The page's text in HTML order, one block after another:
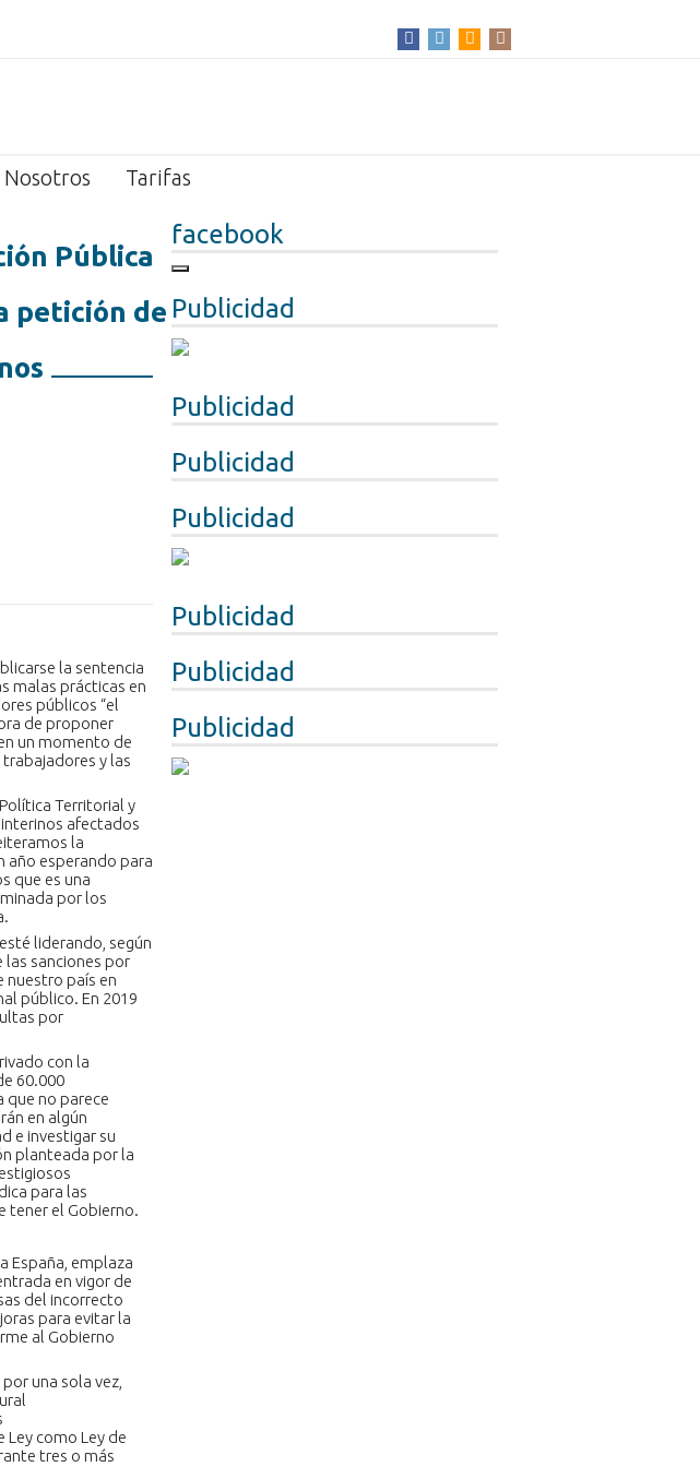
Nosotros Tarifas
facebook
Publicidad
Publicidad
Publicidad
Publicidad
Publicidad
Publicidad
Publicidad
Pública
petición de
la sentencia
malas prácticas en
públicos “el
de proponer
un momento de
trabajadores y las
Territorial y
afectados
la
año esperando para
que es una
por los
liderando, según
las sanciones por
nuestro país en
público. En 2019
por
con la
60.000
que no parece
en algún
e investigar su
planteada por la
para las
tener el Gobierno.
España, emplaza
en vigor de
del incorrecto
para evitar la
al Gobierno
una sola vez,
como Ley de
tres o más